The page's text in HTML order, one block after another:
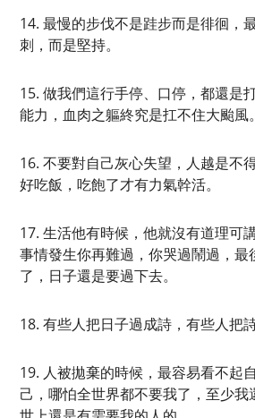
14. 最慢的步伐不是跬步而是徘徊，
刺，而是堅持。
15. 做我們這行手停、口停，都還是
能力，血肉之軀終究是扛不住大颱風。
16. 不要對自己灰心失望，人越是不
好吃飯，吃飽了才有力氣幹活。
17. 生活他有時候，他就沒有道理可
事情發生你再難過，你哭過鬧過，最
了，日子還是要過下去。
18. 有些人把日子過成詩，有些人把
19. 人被拋棄的時候，最容易看不起
己，哪怕全世界都不要我了，至少我